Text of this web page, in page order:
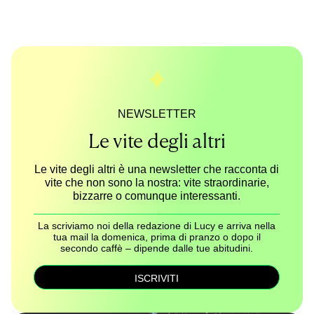
NEWSLETTER
Le vite degli altri
Le vite degli altri è una newsletter che racconta di
vite che non sono la nostra: vite straordinarie,
bizzarre o comunque interessanti.
La scriviamo noi della redazione di Lucy e arriva nella
tua mail la domenica, prima di pranzo o dopo il
secondo caffè – dipende dalle tue abitudini.
ISCRIVITI